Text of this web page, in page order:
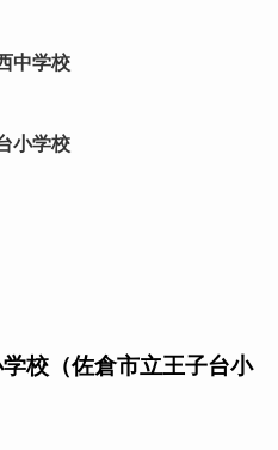
中学校
小学校
校（佐倉市立王子台小